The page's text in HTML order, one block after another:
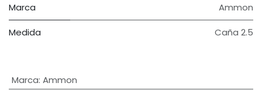
Marca Ammon
Medida Caña 2.5
Marca: Ammon